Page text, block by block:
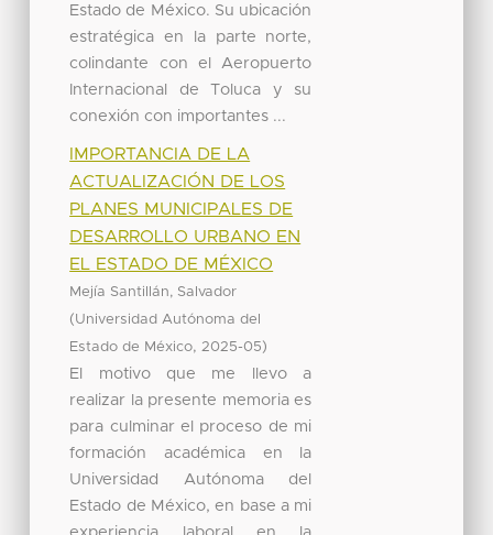
Estado de México. Su ubicación
estratégica en la parte norte,
colindante con el Aeropuerto
Internacional de Toluca y su
conexión con importantes ...
IMPORTANCIA DE LA
ACTUALIZACIÓN DE LOS
PLANES MUNICIPALES DE
DESARROLLO URBANO EN
EL ESTADO DE MÉXICO
Mejía Santillán, Salvador
(Universidad Autónoma del
Estado de México, 2025-05)
El motivo que me llevo a
realizar la presente memoria es
para culminar el proceso de mi
formación académica en la
Universidad Autónoma del
Estado de México, en base a mi